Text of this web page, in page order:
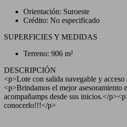
Orientación: Suroeste
Crédito: No especificado
SUPERFICIES Y MEDIDAS
Terreno: 906 m²
DESCRIPCIÓN
<p>Lote con salida navegable y
<p>Brindamos el mejor asesoramiento
acompañamps desde sus inicios.</
conocerlo!!!</p>